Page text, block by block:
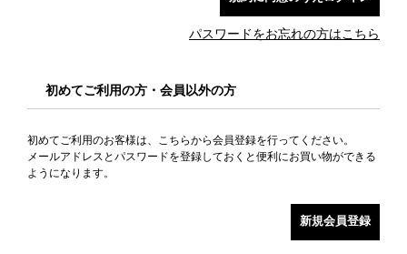
パスワードをお忘れの方はこちら
初めてご利用の方・会員以外の方
初めてご利用のお客様は、こちらから会員登録を行ってください。
メールアドレスとパスワードを登録しておくと便利にお買い物ができる
ようになります。